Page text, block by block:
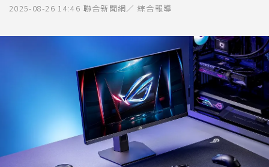
2025-08-26 14:46 聯合新聞網／ 綜合報導